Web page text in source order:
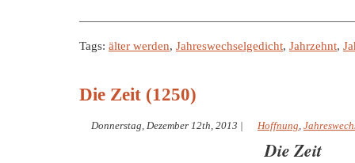
Tags: älter werden, Jahreswechselgedicht, Jahrzehnt,
Die Zeit (1250)
Donnerstag, Dezember 12th, 2013 | Hoffnung,
Die Zeit